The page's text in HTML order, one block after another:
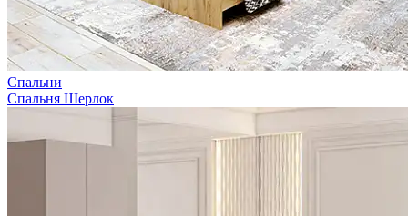
Спальни
Спальня Шерлок